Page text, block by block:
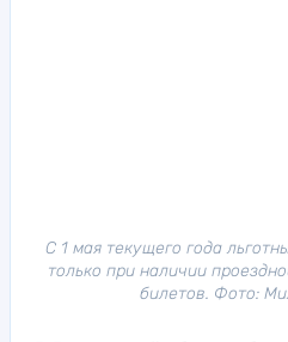
С 1 мая текущего года
только при наличии
билетов. Фото: